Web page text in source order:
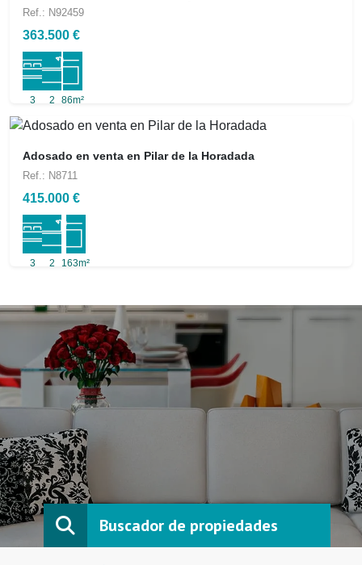
Ref.: N92459
363.500 €
3 2 86m²
Adosado en venta en Pilar de la Horadada
Ref.: N8711
415.000 €
3 2 163m²
Buscador de propiedades